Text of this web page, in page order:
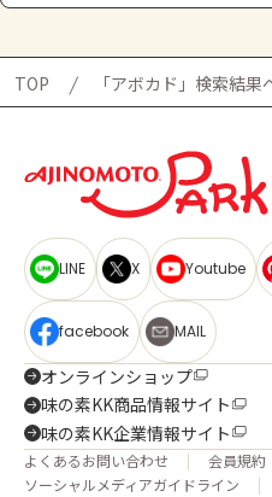
TOP 「アボカド」検索結果
LINE X Youtube
facebook MAIL
オンラインショップ
味の素KK商品情報サイト
味の素KK企業情報サイト
よくあるお問い合わせ
会員規約
ソーシャルメディアガイドライン